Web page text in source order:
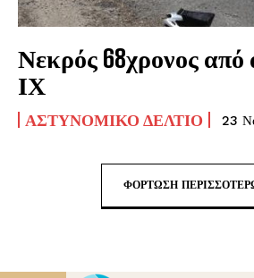
Νεκρός 68χρονος
ΙΧ
ΑΣΤΥΝΟΜΙΚΌ ΔΕΛΤΊΟ 23
ΦΌΡΤΩΣΗ